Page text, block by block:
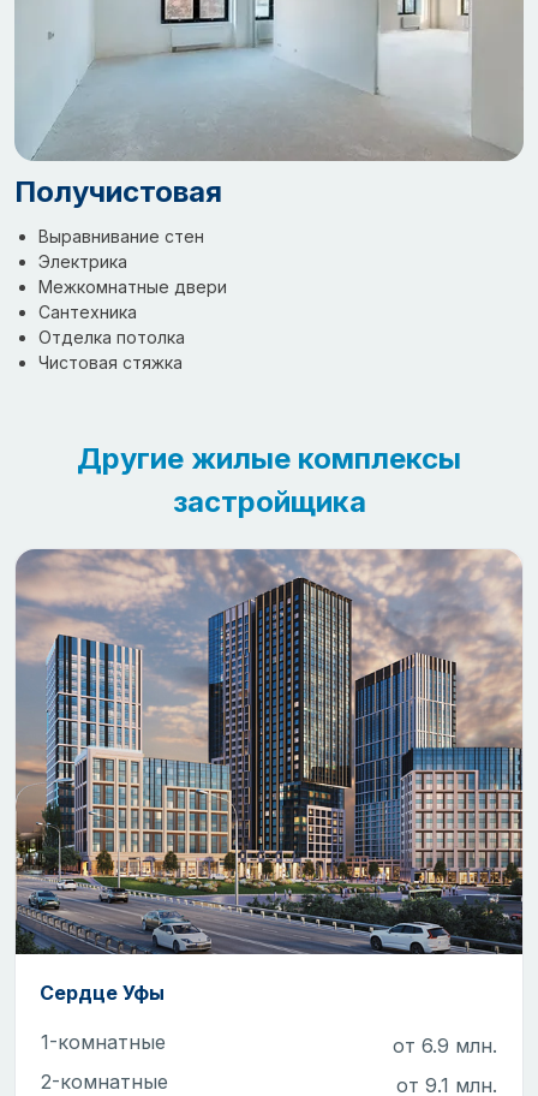
Получистовая
Выравнивание стен
Электрика
Межкомнатные двери
Сантехника
Отделка потолка
Чистовая стяжка
Другие жилые комплексы
застройщика
Сердце Уфы
1-комнатные
от 6.9 млн.
2-комнатные
от 9.1 млн.